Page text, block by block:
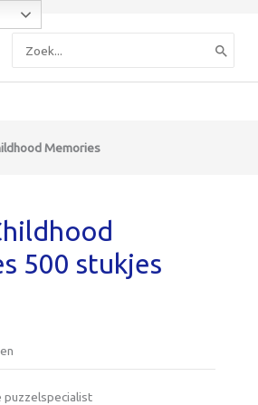
naar:
Memories
500 stukjes
puzzelspecialist